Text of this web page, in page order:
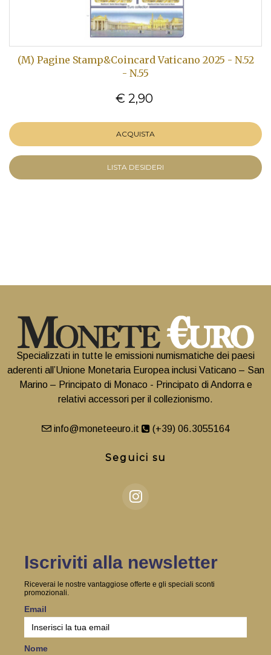
(M) Pagine Stamp&Coincard Vaticano 2025 - N.52
- N.55
€ 2,90
ACQUISTA
LISTA DESIDERI
Specializzati in tutte le emissioni numismatiche dei paesi
aderenti all’Unione Monetaria Europea inclusi Vaticano – San
Marino – Principato di Monaco - Principato di Andorra e
relativi accessori per il collezionismo.
info@moneteeuro.it (+39) 06.3055164
Seguici su
Iscriviti alla newsletter
Riceverai le nostre vantaggiose offerte e gli speciali sconti
promozionali.
Email
Nome